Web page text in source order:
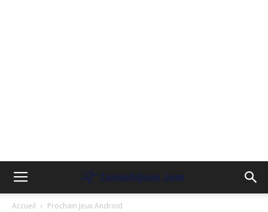
Accueil Prochain Jeux Android